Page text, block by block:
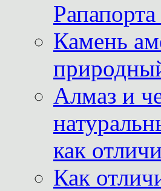
Камень
Алмаз и
как
Как